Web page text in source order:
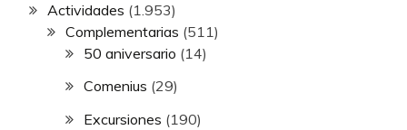
Actividades (1.953)
Complementarias (511)
50 aniversario (14)
Comenius (29)
Excursiones (190)